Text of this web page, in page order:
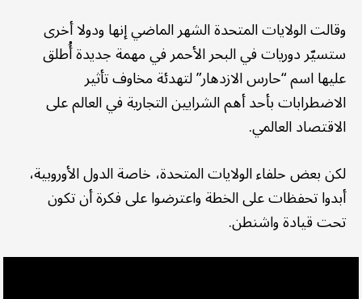
وقالت الولايات المتحدة الشهر الماضي إنها ودولا أخرى
ستسيّر دوريات في البحر الأحمر في مهمة جديدة أُطلق
عليها اسم “حارس الازدهار” لتهدئة مخاوف تأثير
الاضطرابات بأحد أهم الشرايين التجارية في العالم على
الاقتصاد العالمي.
لكن بعض حلفاء الولايات المتحدة، خاصة الدول الأوروبية،
أبدوا تحفظات على الخطة واعترضوا على فكرة أن تكون
تحت قيادة واشنطن.